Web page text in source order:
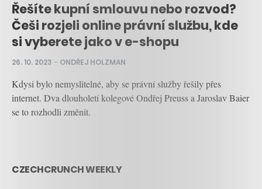
Řešíte kupní smlouvu nebo rozvod?
Češi rozjeli online právní službu, kde
si vyberete jako v e-shopu
26. 10. 2023 – ONDŘEJ HOLZMAN
Kdysi bylo nemyslitelné, aby se právní služby řešily přes
internet. Dva dlouholetí kolegové Ondřej Preuss a Jaroslav Baier
se to rozhodli změnit.
CZECHCRUNCH WEEKLY